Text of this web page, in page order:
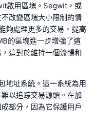
啟用區塊。Segwit，或
改變區塊大小限制的情
夠處理更多的交易，提高
的區塊進一步增強了這
這對於維持一個流暢和
地址系統。這一系統為用
以追踪交易源頭。在加
部分，因為它保護用戶